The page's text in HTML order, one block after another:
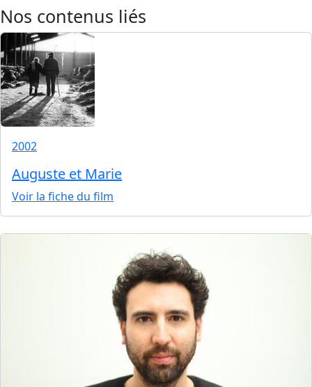
Nos contenus liés
2002
Auguste et Marie
Voir la fiche du film